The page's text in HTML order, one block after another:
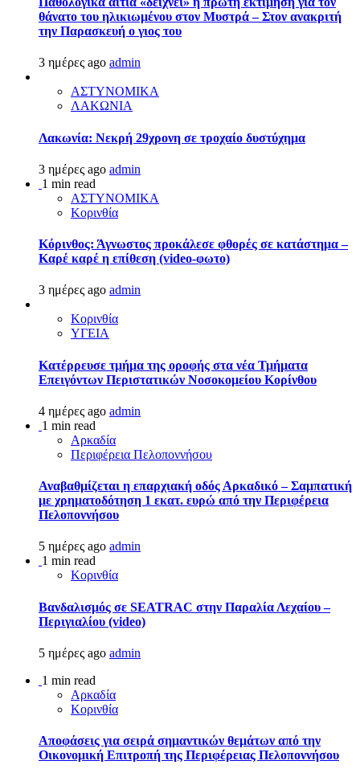
θάνατο του ηλικιωμένου στον Μυστρά – Στον ανακριτή
την Παρασκευή ο γιος του
3 ημέρες ago admin
ΑΣΤΥΝΟΜΙΚΑ
ΛΑΚΩΝΙΑ
Λακωνία: Νεκρή 29χρονη σε τροχαίο δυστύχημα
3 ημέρες ago admin
1 min read
ΑΣΤΥΝΟΜΙΚΑ
Κορινθία
Κόρινθος: Άγνωστος προκάλεσε φθορές σε κατάστημα –
Καρέ καρέ η επίθεση (video-φωτο)
3 ημέρες ago admin
Κορινθία
ΥΓΕΙΑ
Kατέρρευσε τμήμα της οροφής στα νέα Τμήματα
Επειγόντων Περιστατικών Νοσοκομείου Κορίνθου
4 ημέρες ago admin
1 min read
Αρκαδία
Περιφέρεια Πελοποννήσου
Αναβαθμίζεται η επαρχιακή οδός Αρκαδικό – Σαμπατική
με χρηματοδότηση 1 εκατ. ευρώ από την Περιφέρεια
Πελοποννήσου
5 ημέρες ago admin
1 min read
Κορινθία
Βανδαλισμός σε SEATRAC στην Παραλία Λεχαίου –
Περιγιαλίου (video)
5 ημέρες ago admin
1 min read
Αρκαδία
Κορινθία
Αποφάσεις για σειρά σημαντικών θεμάτων από την
Οικονομική Επιτροπή της Περιφέρειας Πελοποννήσου